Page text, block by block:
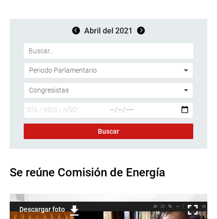
Abril del 2021
Se reúne Comisión de Energía
Descargar foto